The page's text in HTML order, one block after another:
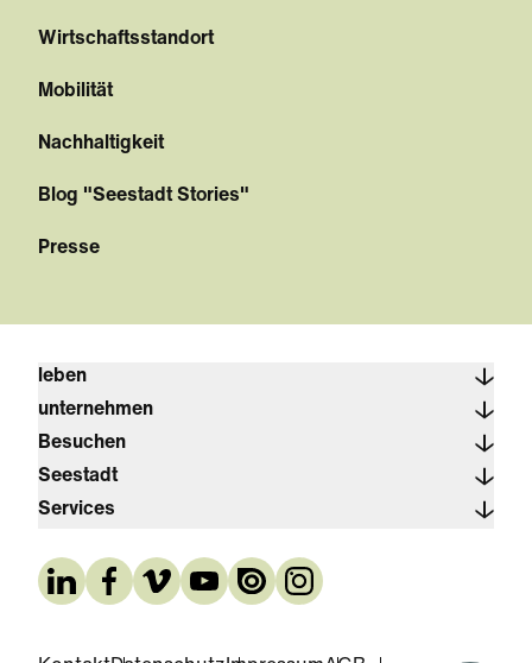
Wirtschaftsstandort
Mobilität
Nachhaltigkeit
Blog "Seestadt Stories"
Presse
leben
unternehmen
Besuchen
Seestadt
Services